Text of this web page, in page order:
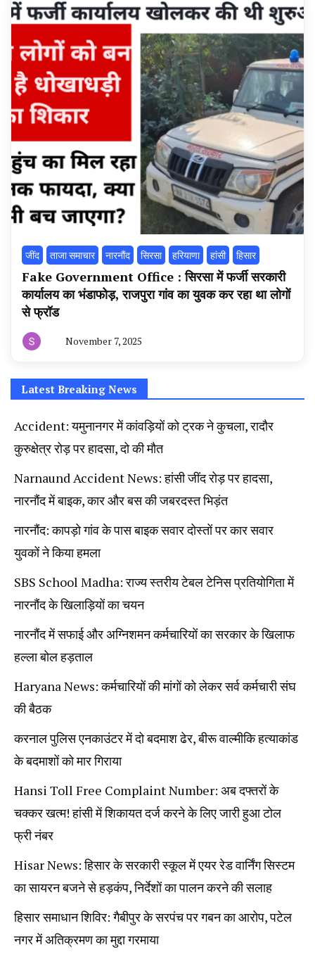
‌जींद ताजा समाचार नारनौंद सिरसा हरियाणा हांसी हिसार
Fake Government Office : सिरसा में फर्जी सरकारी
कार्यालय का भंडाफोड़, राजपुरा गांव का युवक कर रहा था लोगों
से फ्रॉड
November 7, 2025
Latest Breaking News
Accident: यमुनानगर में कांवड़ियों को ट्रक ने कुचला, रादौर
कुरुक्षेत्र रोड़ पर हादसा, दो की मौत
Narnaund Accident News: हांसी जींद रोड़ पर हादसा,
नारनौंद में बाइक, कार और बस की जबरदस्त भिड़ंत
नारनौंद: कापड़ो गांव के पास बाइक सवार दोस्तों पर कार सवार
युवकों ने किया हमला
SBS School Madha: राज्य स्तरीय टेबल टेनिस प्रतियोगिता में
नारनौंद के खिलाड़ियों का चयन
नारनौंद में सफाई और अग्निशमन कर्मचारियों का सरकार के खिलाफ
हल्ला बोल हड़ताल
Haryana News: कर्मचारियों की मांगों को लेकर सर्व कर्मचारी संघ
की बैठक
करनाल पुलिस एनकाउंटर में दो बदमाश ढेर, बीरू वाल्मीकि हत्याकांड
के बदमाशों को मार गिराया
Hansi Toll Free Complaint Number: अब दफ्तरों के
चक्कर खत्म! हांसी में शिकायत दर्ज करने के लिए जारी हुआ टोल
फ्री नंबर
Hisar News: हिसार के सरकारी स्कूल में एयर रेड वार्निंग सिस्टम
का सायरन बजने से हड़कंप, निर्देशों का पालन करने की सलाह
हिसार समाधान शिविर: गैबीपुर के सरपंच पर गबन का आरोप, पटेल
नगर में अतिक्रमण का मुद्दा गरमाया